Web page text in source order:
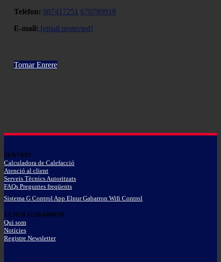
Telèfon: 987417251 670789918
E-mail: [email protected]
Tornar Enrere
SERVEIS
Calculadora de Calefacció
Atenció al client
Serveis Tècnics Autoritzats
FAQs Preguntes freqüents
Sistema G Control App Elnur Gabarron Wifi Control
ELNUR GABARRON
Qui som
Notícies
Registre Newsletter